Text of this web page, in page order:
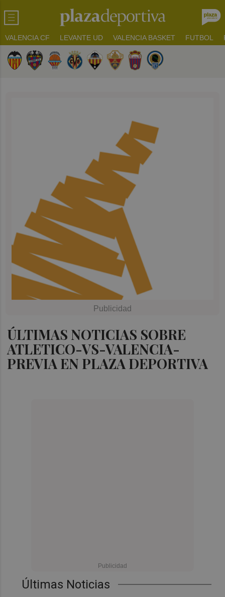
VALENCIA CF LEVANTE UD VALENCIA BASKET FUTBOL
ÚLTIMAS NOTICIAS SOBRE
ATLETICO-VS-VALENCIA-
PREVIA EN PLAZA DEPORTIVA
Últimas Noticias